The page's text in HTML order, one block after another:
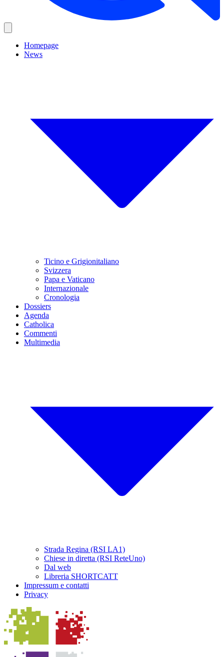
Homepage
News
Ticino e Grigionitaliano
Svizzera
Papa e Vaticano
Internazionale
Cronologia
Dossiers
Agenda
Catholica
Commenti
Multimedia
Strada Regina (RSI LA1)
Chiese in diretta (RSI ReteUno)
Dal web
Libreria SHORTCATT
Impressum e contatti
Privacy